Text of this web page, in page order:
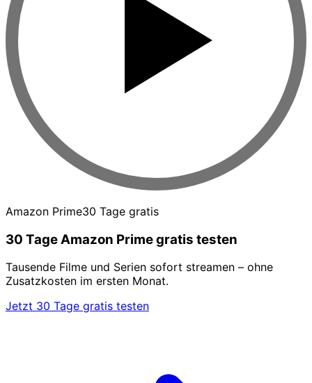
Amazon Prime30 Tage gratis
30 Tage Amazon Prime gratis testen
Tausende Filme und Serien sofort streamen – ohne
Zusatzkosten im ersten Monat.
Jetzt 30 Tage gratis testen